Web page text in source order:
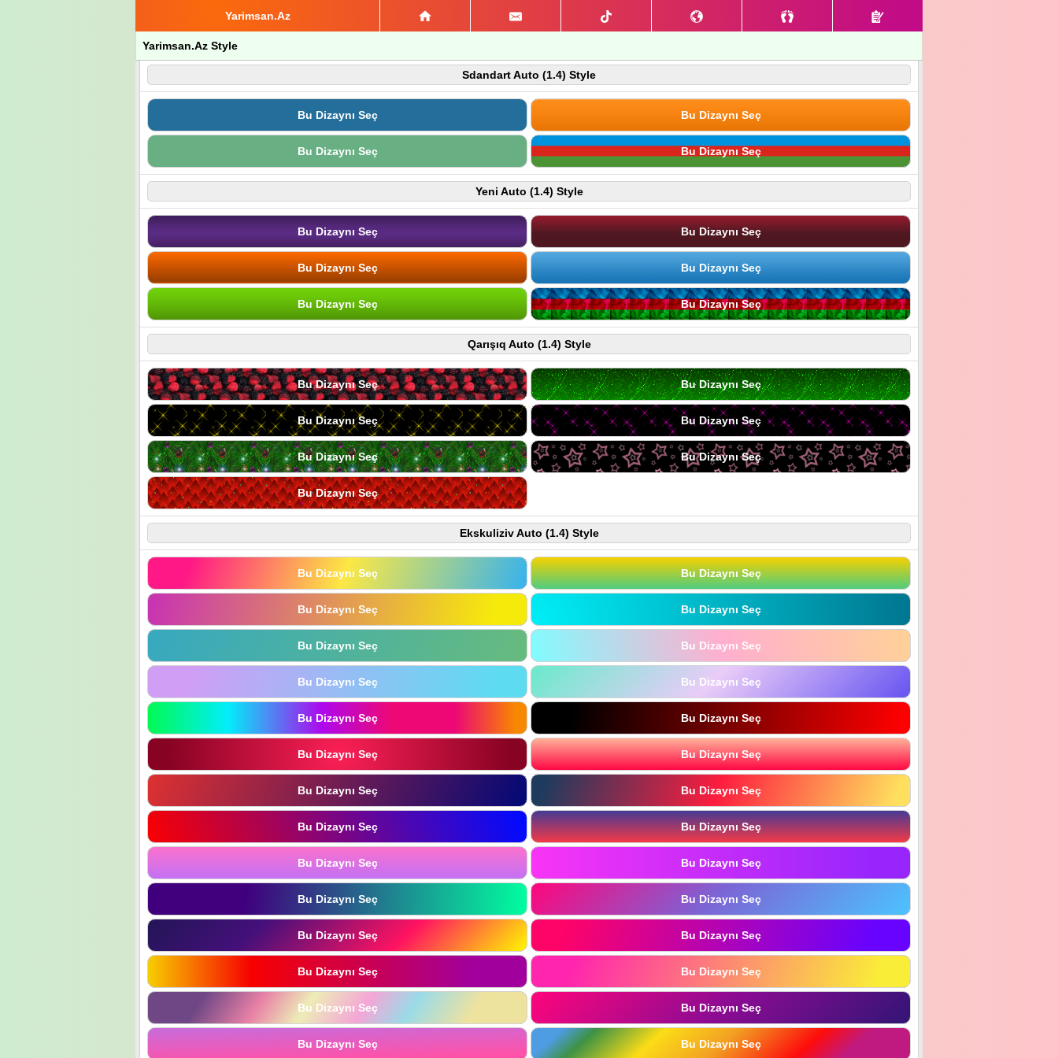
Yarimsan.Az
Yarimsan.Az Style
Sdandart Auto (1.4) Style
Bu Dizaynı Seç Bu Dizaynı Seç
Bu Dizaynı Seç Bu Dizaynı Seç
Yeni Auto (1.4) Style
Bu Dizaynı Seç Bu Dizaynı Seç
Bu Dizaynı Seç Bu Dizaynı Seç
Bu Dizaynı Seç Bu Dizaynı Seç
Qarışıq Auto (1.4) Style
Bu Dizaynı Seç Bu Dizaynı Seç
Bu Dizaynı Seç Bu Dizaynı Seç
Bu Dizaynı Seç Bu Dizaynı Seç
Bu Dizaynı Seç
Ekskuliziv Auto (1.4) Style
Bu Dizaynı Seç Bu Dizaynı Seç
Bu Dizaynı Seç Bu Dizaynı Seç
Bu Dizaynı Seç Bu Dizaynı Seç
Bu Dizaynı Seç Bu Dizaynı Seç
Bu Dizaynı Seç Bu Dizaynı Seç
Bu Dizaynı Seç Bu Dizaynı Seç
Bu Dizaynı Seç Bu Dizaynı Seç
Bu Dizaynı Seç Bu Dizaynı Seç
Bu Dizaynı Seç Bu Dizaynı Seç
Bu Dizaynı Seç Bu Dizaynı Seç
Bu Dizaynı Seç Bu Dizaynı Seç
Bu Dizaynı Seç Bu Dizaynı Seç
Bu Dizaynı Seç Bu Dizaynı Seç
Bu Dizaynı Seç Bu Dizaynı Seç